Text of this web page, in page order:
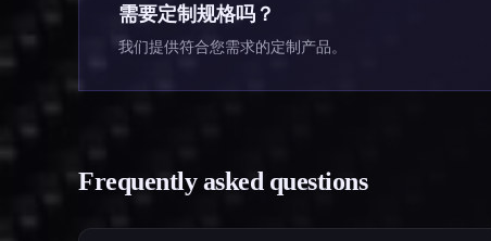
需要定制规格吗？
我们提供符合您需求的定制产品。
Frequently asked questions